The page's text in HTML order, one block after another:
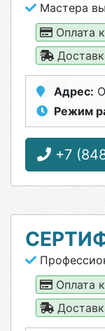
Мастера
Оплата
Адрес:
Режим
+7
Оплата